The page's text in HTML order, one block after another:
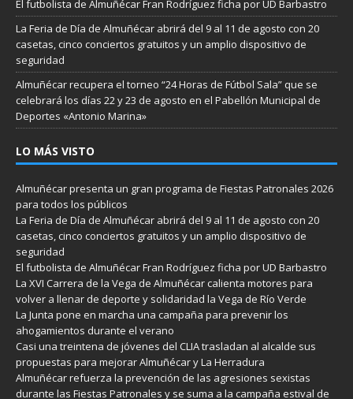
El futbolista de Almuñécar Fran Rodríguez ficha por UD Barbastro
La Feria de Día de Almuñécar abrirá del 9 al 11 de agosto con 20
casetas, cinco conciertos gratuitos y un amplio dispositivo de
seguridad
Almuñécar recupera el torneo “24 Horas de Fútbol Sala” que se
celebrará los días 22 y 23 de agosto en el Pabellón Municipal de
Deportes «Antonio Marina»
LO MÁS VISTO
Almuñécar presenta un gran programa de Fiestas Patronales 2026
para todos los públicos
La Feria de Día de Almuñécar abrirá del 9 al 11 de agosto con 20
casetas, cinco conciertos gratuitos y un amplio dispositivo de
seguridad
El futbolista de Almuñécar Fran Rodríguez ficha por UD Barbastro
La XVI Carrera de la Vega de Almuñécar calienta motores para
volver a llenar de deporte y solidaridad la Vega de Río Verde
La Junta pone en marcha una campaña para prevenir los
ahogamientos durante el verano
Casi una treintena de jóvenes del CLIA trasladan al alcalde sus
propuestas para mejorar Almuñécar y La Herradura
Almuñécar refuerza la prevención de las agresiones sexistas
durante las Fiestas Patronales y se suma a la campaña estival de